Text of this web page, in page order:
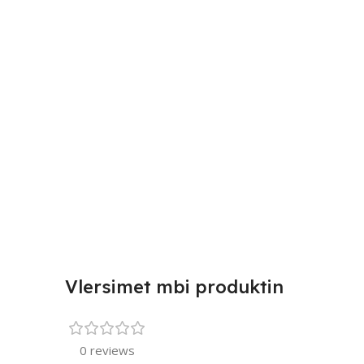
Vlersimet mbi produktin
0 reviews